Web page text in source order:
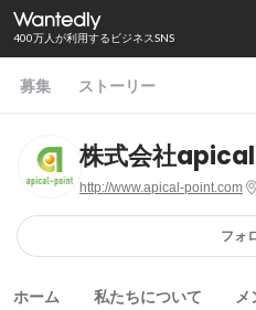
400万人が利用するビジネスSNS
募集 ストーリー
株式会社
http://www.apical-point.com
フォ
ホーム 私たちについて メ